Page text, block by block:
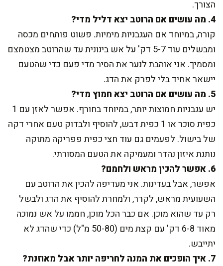
הצורך.
4. מה עושים אם הרוטב יצא דליל מדי?
קורה, במיוחד אם העגבניות מימיות. פשוט פותחים מכסה
ומבשלים עוד 5-7 דק' על אש בינונית עד שהרוטב מצטמצם
ומסמיך. אני אוהבת לנער את הסיר מדי פעם כדי שהטעם
יישאר אחיד בלי לפרק את הדג.
5. מה עושים אם הרוטב יצא חמוץ מדי?
יש עגבניות חמוצות יותר, במיוחד בחורף. אפשר לאזן עם 1
כפית סוכר או 1 כפית דבש, להוסיף ולבדוק טעם אחרי דקה
של בישול. לפעמים גם עוד חצי כפית פפריקה מתוקה
נותנת איזון נהדר ומעמיקה את הטעם המסורתי.
6. אפשר להכין מראש ולחמם?
אפשר, אבל בעדינות. אני מעדיפה להכין את הרוטב עם
השעועית מראש, לקרר, ולמחרת להוסיף את הדג ולבשל
רק עד שהוא מוכן. אם כבר הכל מוכן, חממו על אש נמוכה
מאוד 6-8 דק' עם קצת מים (50-80 מ"ל) כדי שהדג לא
יתייבש.
7. איך הופכים את המנה לחריפה יותר אבל מאוזנת?